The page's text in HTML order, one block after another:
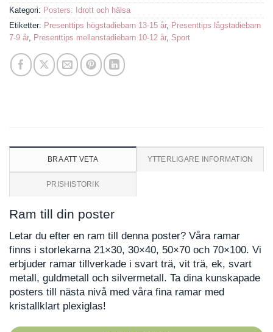
Kategori: Posters: Idrott och hälsa
Etiketter: Presenttips högstadiebarn 13-15 år, Presenttips lågstadiebarn
7-9 år, Presenttips mellanstadiebarn 10-12 år, Sport
BRA ATT VETA YTTERLIGARE INFORMATION
PRISHISTORIK
Ram till din poster
Letar du efter en ram till denna poster? Våra ramar
finns i storlekarna 21×30, 30×40, 50×70 och 70×100. Vi
erbjuder ramar tillverkade i svart trä, vit trä, ek, svart
metall, guldmetall och silvermetall. Ta dina kunskapade
posters till nästa nivå med våra fina ramar med
kristallklart plexiglas!